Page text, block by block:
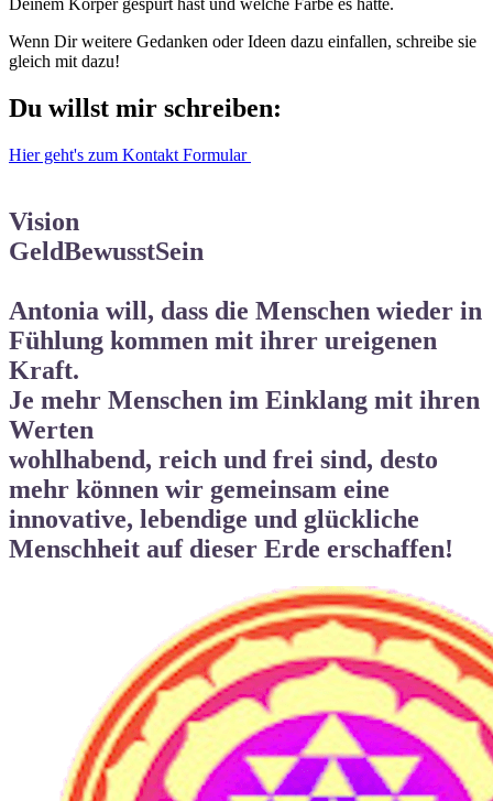
Deinem Körper gespürt hast und welche Farbe es hatte.
Wenn Dir weitere Gedanken oder Ideen dazu einfallen, schreibe sie
gleich mit dazu!
Du willst mir schreiben:
Hier geht's zum Kontakt Formular
Vision
GeldBewusstSein
Antonia will, dass die Menschen wieder in
Fühlung kommen mit ihrer ureigenen
Kraft.
Je mehr Menschen im Einklang mit ihren
Werten
wohlhabend, reich und frei sind, desto
mehr können wir gemeinsam eine
innovative, lebendige und glückliche
Menschheit auf dieser Erde erschaffen!